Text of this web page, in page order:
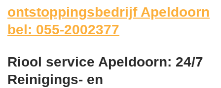
ontstoppingsbedrijf Apeldoorn
bel: 055-2002377
Riool service Apeldoorn: 24/7
Reinigings- en